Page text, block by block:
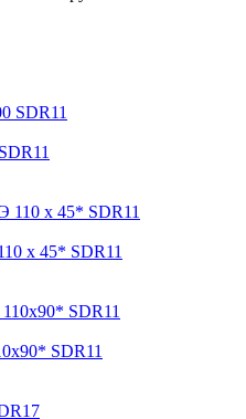
х 45* SDR11
SDR11